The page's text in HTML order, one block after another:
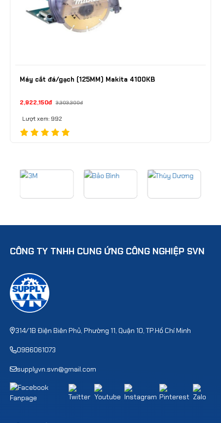
Máy cắt đá/gạch (125MM) Makita 4100KB
2,922,150đ 3,303,300đ
Lượt xem: 992
CÔNG TY TNHH CUNG ỨNG CÔNG NGHIỆP SVN
314/1B Điện Biên Phủ, Phường 11, Quận 10, TP.Hồ Chí Minh
0986061073
supplyvn.svn@gmail.com